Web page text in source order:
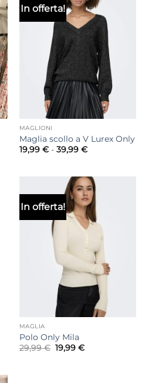
In offerta!
MAGLIONI
Maglia scollo a V Lurex Only
19,99 € - 39,99 €Fascia
19,99 €
a
39,99 €
In offerta!
MAGLIA
Polo Only Mila
29,99€ Il
prezzo
19,99 €Il